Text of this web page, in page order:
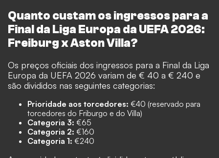
Quanto custam os ingressos para a
Final da Liga Europa da UEFA 2026:
Freiburg x Aston Villa?
Os preços oficiais dos ingressos para a Final da Liga
Europa da UEFA 2026 variam de € 40 a € 240 e
são divididos nas seguintes categorias:
Prioridade aos torcedores: €40 (reservado para
torcedores do Friburgo e do Villa)
Categoria 3: €65
Categoria 2: €160
Categoria 1: €240